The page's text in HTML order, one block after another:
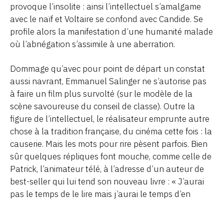
provoque l’insolite : ainsi l’intellectuel s’amalgame
avec le naïf et Voltaire se confond avec Candide. Se
profile alors la manifestation d’une humanité malade
où l’abnégation s’assimile à une aberration.
Dommage qu’avec pour point de départ un constat
aussi navrant, Emmanuel Salinger ne s’autorise pas
à faire un film plus survolté (sur le modèle de la
scène savoureuse du conseil de classe). Outre la
figure de l’intellectuel, le réalisateur emprunte autre
chose à la tradition française, du cinéma cette fois : la
causerie. Mais les mots pour rire pèsent parfois. Bien
sûr quelques répliques font mouche, comme celle de
Patrick, l’animateur télé, à l’adresse d’un auteur de
best-seller qui lui tend son nouveau livre : « J’aurai
pas le temps de le lire mais j’aurai le temps d’en